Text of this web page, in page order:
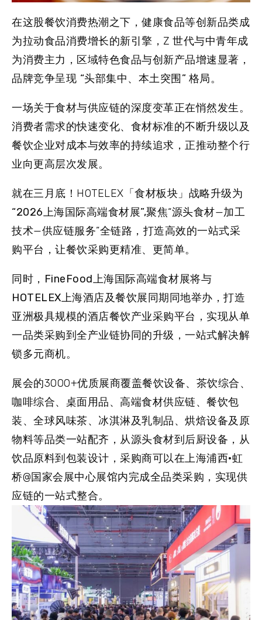
在这股餐饮消费热潮之下，健康食品等创新品类成
为拉动食品消费增长的新引擎，Z 世代与中青年成
为消费主力，区域特色食品与创新产品增速显著，
品牌竞争呈现 “头部集中、本土突围” 格局。
一场关于食材与供应链的深度变革正在悄然发生。
消费者需求的快速变化、食材标准的不断升级以及
餐饮企业对成本与效率的持续追求，正推动整个行
业向更高层次发展。
就在三月底！HOTELEX 「食材板块」战略升级为
“2026上海国际高端食材展”,聚焦“源头食材—加工
技术—供应链服务”全链路，打造高效的一站式采
购平台，让餐饮采购更精准、更简单。
同时， FineFood上海国际高端食材展将与
HOTELEX上海酒店及餐饮展同期同地举办，打造
亚洲极具规模的酒店餐饮产业采购平台，实现从单
一品类采购到全产业链协同的升级，一站式解决解
锁多元商机。
展会的3000+优质展商覆盖餐饮设备、茶饮综合、
咖啡综合、桌面用品、高端食材供应链、餐饮包
装、全球风味茶、冰淇淋及乳制品、烘焙设备及原
物料等品类一站配齐，从源头食材到后厨设备，从
饮品原料到包装设计，采购商可以在上海浦西·虹
桥@国家会展中心展馆内完成全品类采购，实现供
应链的一站式整合。